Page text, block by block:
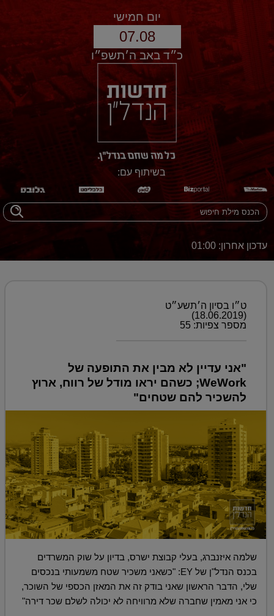
יום חמישי
07.08
כ״ד באב ה׳תשפ״ו
בשיתוף עם:
עדכון אחרון: 01:00
ט״ו בסיון ה׳תשע״ט
(18.06.2019)
מספר צפיות: 55
"אני עדיין לא מבין את התופעה של
WeWork; כשהם יראו מודל של רווח, ארוץ
להשכיר להם שטחים"
שלמה איזנברג, בעלי קבוצת ישרס, בדיון על שוק המשרדים
בכנס הנדל"ן של EY: "כשאני משכיר שטח משמעותי בנכסים
שלי, הדבר הראשון שאני בודק זה את המאזן הכספי של השוכר,
כי אני מאמין שחברה שלא מרוויחה לא יכולה לשלם שכר דירה"